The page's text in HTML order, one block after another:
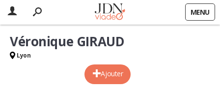
MENU
Ajouter
Véronique GIRAUD
Lyon